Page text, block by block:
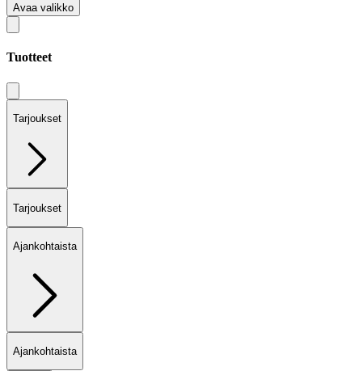
Avaa valikko
Tuotteet
Tarjoukset
Tarjoukset
Ajankohtaista
Ajankohtaista